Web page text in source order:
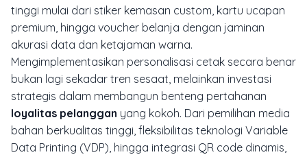
tinggi mulai dari stiker kemasan custom, kartu ucapan
premium, hingga voucher belanja dengan jaminan
akurasi data dan ketajaman warna.
Mengimplementasikan personalisasi cetak secara benar
bukan lagi sekadar tren sesaat, melainkan investasi
strategis dalam membangun benteng pertahanan
loyalitas pelanggan yang kokoh. Dari pemilihan media
bahan berkualitas tinggi, fleksibilitas teknologi Variable
Data Printing (VDP), hingga integrasi QR code dinamis,